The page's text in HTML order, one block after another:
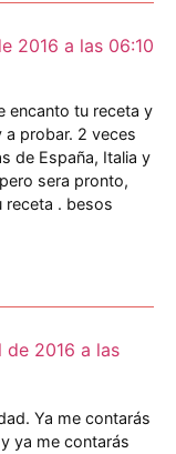
2016 a las 06:10
encanto tu receta y
a probar. 2 veces
de España, Italia y
sera pronto,
receta . besos
de 2016 a las
Ya me contarás
ya me contarás